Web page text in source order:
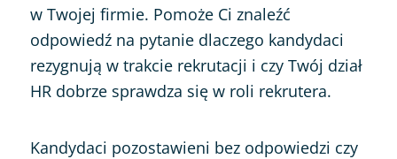
w Twojej firmie. Pomoże Ci znaleźć
odpowiedź na pytanie dlaczego kandydaci
rezygnują w trakcie rekrutacji i czy Twój dział
HR dobrze sprawdza się w roli rekrutera.
Kandydaci pozostawieni bez odpowiedzi czy